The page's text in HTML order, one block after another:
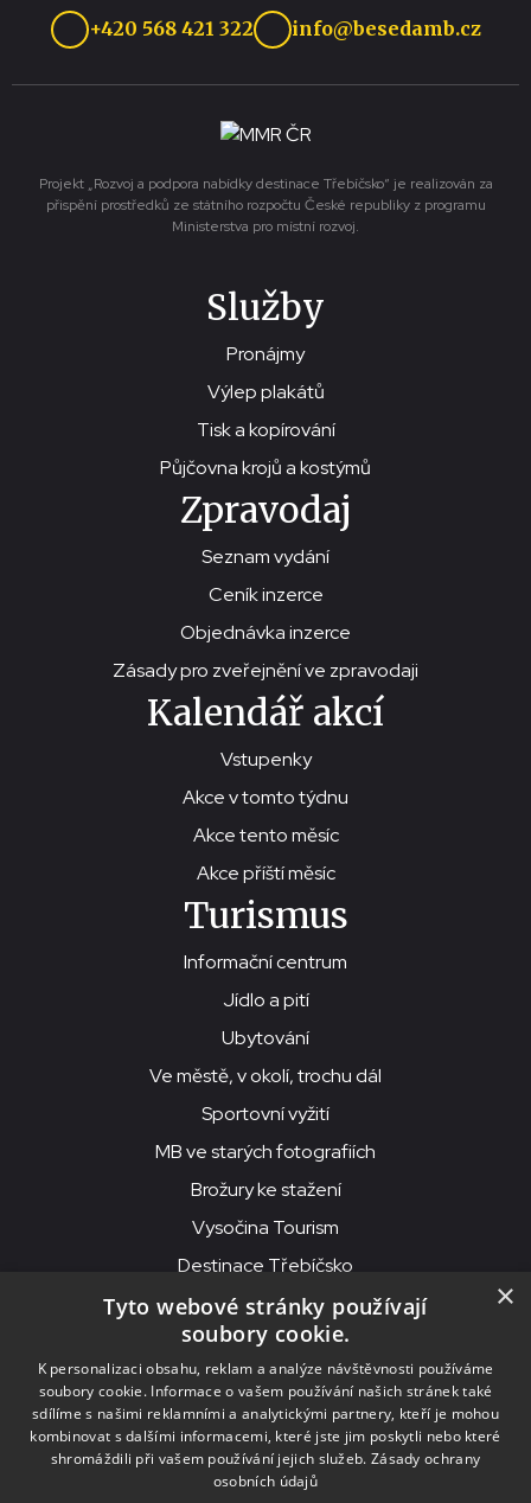
+420 568 421 322 info@besedamb.cz
Projekt „Rozvoj a podpora nabídky destinace Třebíčsko“ je realizován za
přispění prostředků ze státního rozpočtu České republiky z programu
Ministerstva pro místní rozvoj.
Služby
Pronájmy
Výlep plakátů
Tisk a kopírování
Půjčovna krojů a kostýmů
Zpravodaj
Seznam vydání
Ceník inzerce
Objednávka inzerce
Zásady pro zveřejnění ve zpravodaji
Kalendář akcí
Vstupenky
Akce v tomto týdnu
Akce tento měsíc
Akce příští měsíc
Turismus
Informační centrum
Jídlo a pití
Ubytování
Ve městě, v okolí, trochu dál
Sportovní vyžití
MB ve starých fotografiích
Brožury ke stažení
Vysočina Tourism
Destinace Třebíčsko
© 2026MKS Beseda Mor. Budějovice
MKS Beseda, příspěvková organizace, Purcnerova 62, 676 02
Moravské Budějovice
IČO: 00091758, DIČ: CZ00091758, ID datové schránky: chjn2kd
×
Tyto webové stránky používají
soubory cookie.
K personalizaci obsahu, reklam a analýze návštěvnosti používáme
soubory cookie. Informace o vašem používání našich stránek také
sdílíme s našimi reklamními a analytickými partnery, kteří je mohou
kombinovat s dalšími informacemi, které jste jim poskytli nebo které
shromáždili při vašem používání jejich služeb. Zásady ochrany
osobních údajů